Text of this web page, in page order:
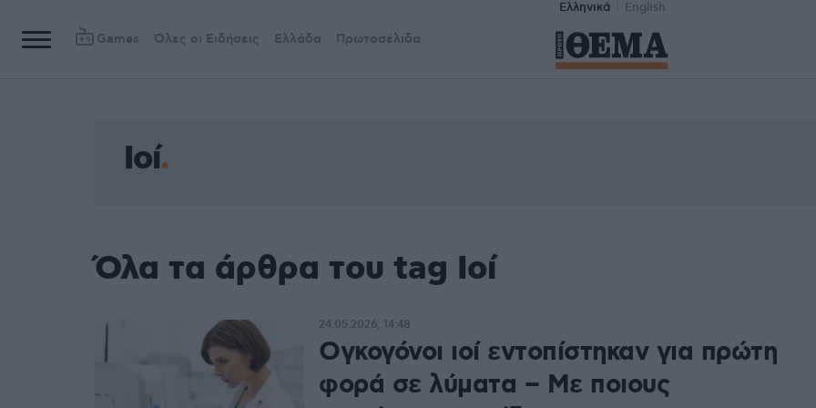
Ελληνικά English
Games Όλες οι Ειδήσεις Ελλάδα Πρωτοσέλιδα
Ιοί
Όλα τα άρθρα του tag Ιοί
Ογκογόνοι ιοί εντοπίστηκαν για πρώτη
φορά σε λύματα – Με ποιους
24.05.2026, 14:48